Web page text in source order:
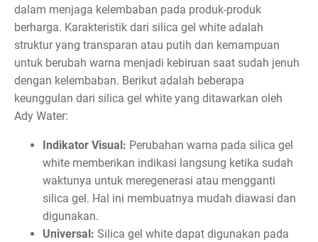
dalam menjaga kelembaban pada produk-produk
berharga. Karakteristik dari silica gel white adalah
struktur yang transparan atau putih dan kemampuan
untuk berubah warna menjadi kebiruan saat sudah jenuh
dengan kelembaban. Berikut adalah beberapa
keunggulan dari silica gel white yang ditawarkan oleh
Ady Water:
Indikator Visual: Perubahan warna pada silica gel
white memberikan indikasi langsung ketika sudah
waktunya untuk meregenerasi atau mengganti
silica gel. Hal ini membuatnya mudah diawasi dan
digunakan.
Universal: Silica gel white dapat digunakan pada